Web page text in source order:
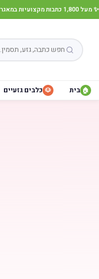
✨ מעל 1,800 כתבות מקצועיות במאגר
🏠 בית 🐶 כלבים גזעיים